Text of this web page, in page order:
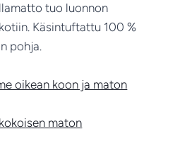
-
€1,336.00
tuo luonnon
Käsintuftattu 100 %
pohja.
oikean koon ja maton
maton